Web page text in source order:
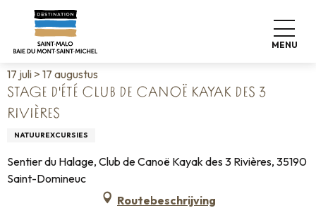
contenu
MENU
Home Wonen zoals thuis
Stage d'été Club de Canoë Kayak des 3 Rivières
17 juli > 17 augustus
STAGE D'ÉTÉ CLUB DE CANOË KAYAK DES 3
RIVIÈRES
NATUUREXCURSIES
Sentier du Halage, Club de Canoë Kayak des 3 Rivières, 35190
Saint-Domineuc
Routebeschrijving